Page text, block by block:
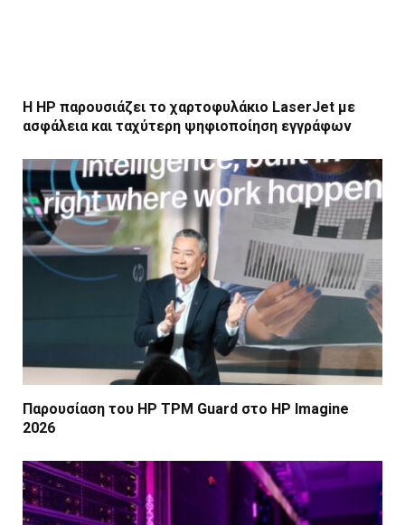
Η HP παρουσιάζει το χαρτοφυλάκιο LaserJet με
ασφάλεια και ταχύτερη ψηφιοποίηση εγγράφων
Παρουσίαση του HP TPM Guard στο HP Imagine
2026